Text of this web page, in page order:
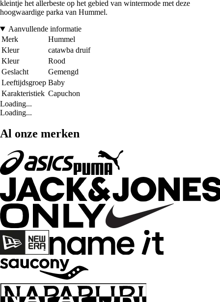
kleintje het allerbeste op het gebied van wintermode met deze
hoogwaardige parka van Hummel.
Aanvullende informatie
Merk
Hummel
Kleur
catawba druif
Kleur
Rood
Geslacht
Gemengd
Leeftijdsgroep Baby
Karakteristiek Capuchon
Loading...
Loading...
Al onze merken